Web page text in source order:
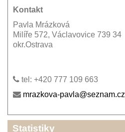
Kontakt
Pavla Mrázková
Milíře 572, Václavovice 739 34
okr.Ostrava
tel: +420 777 109 663
mrazkova-pavla@seznam.cz
Statistiky